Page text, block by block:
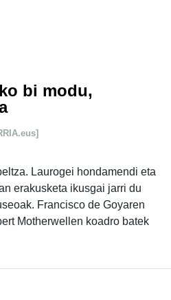
bi modu,
Laurogei hondamendi eta
erakusketa ikusgai jarri du
Francisco de Goyaren
Motherwellen koadro batek